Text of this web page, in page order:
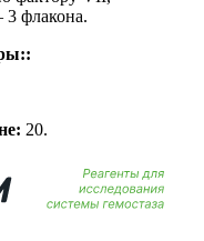
флакона.
:
20.